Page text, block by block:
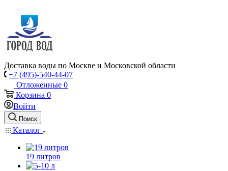
Доставка воды по Москве и Московской области
+7 (495)-540-44-07
Отложенные 0
Корзина 0
Войти
Поиск
Каталог
19 литров